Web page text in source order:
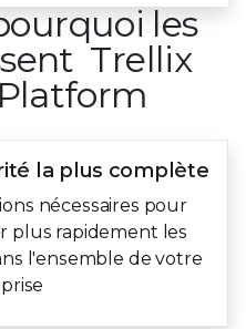
les
Trellix
la plus complète
nécessaires pour
plus rapidement les
l'ensemble de votre